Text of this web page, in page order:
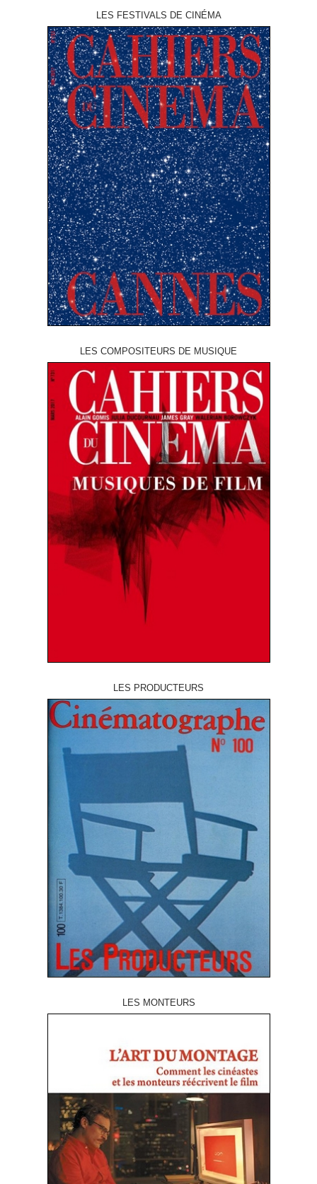
LES FESTIVALS DE CINÉMA
LES COMPOSITEURS DE MUSIQUE
LES PRODUCTEURS
LES MONTEURS